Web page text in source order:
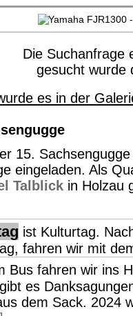
Die Suchanfrage
gesucht
es in der
15.
eingeladen. Als
Talblickin Holzau
ist Kulturtag.
fahren wir mit
Bus fahren wir ins
es
dem Sack. 2024